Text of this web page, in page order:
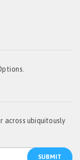
across ubiquitously